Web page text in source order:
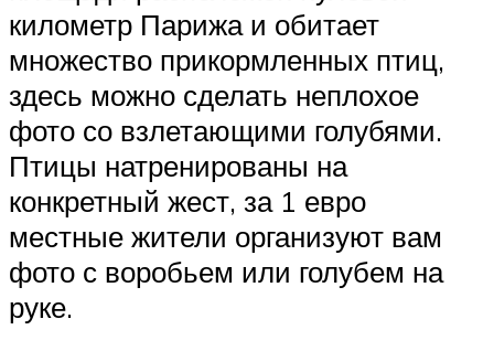
километр Парижа и обитает
множество прикормленных птиц,
здесь можно сделать неплохое
фото со взлетающими голубями.
Птицы натренированы на
конкретный жест, за 1 евро
местные жители организуют вам
фото с воробьем или голубем на
руке.